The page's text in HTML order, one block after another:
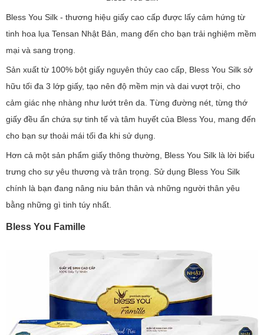
Bless You Silk - thương hiệu giấy cao cấp được lấy cảm hứng từ
tinh hoa lụa Tensan Nhật Bản, mang đến cho bạn trải nghiệm mềm
mại và sang trọng.
Sản xuất từ 100% bột giấy nguyên thủy cao cấp, Bless You Silk sở
hữu tối đa 3 lớp giấy, tạo nên độ mềm mịn và dai vượt trội, cho
cảm giác nhẹ nhàng như lướt trên da. Từng đường nét, từng thớ
giấy đều ẩn chứa sự tinh tế và tâm huyết của Bless You, mang đến
cho bạn sự thoải mái tối đa khi sử dụng.
Hơn cả một sản phẩm giấy thông thường, Bless You Silk là lời biểu
trưng cho sự yêu thương và trân trọng. Sử dụng Bless You Silk
chính là bạn đang nâng niu bản thân và những người thân yêu
bằng những gì tinh túy nhất.
Bless You Famille